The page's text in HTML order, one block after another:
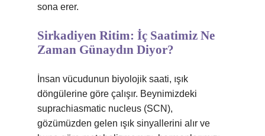
sona erer.
Sirkadiyen Ritim: İç Saatimiz Ne
Zaman Günaydın Diyor?
İnsan vücudunun biyolojik saati, ışık
döngülerine göre çalışır. Beynimizdeki
suprachiasmatic nucleus (SCN),
gözümüzden gelen ışık sinyallerini alır ve